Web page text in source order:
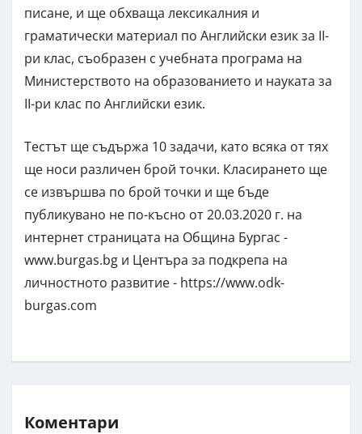
писане, и ще обхваща лексикалния и
граматически материал по Английски език за II-
ри клас, съобразен с учебната програма на
Министерството на образованието и науката за
II-ри клас по Английски език.
Тестът ще съдържа 10 задачи, като всяка от тях
ще носи различен брой точки. Класирането ще
се извършва по брой точки и ще бъде
публикувано не по-късно от 20.03.2020 г. на
интернет страницата на Община Бургас -
www.burgas.bg и Центъра за подкрепа на
личностното развитие - https://www.odk-
burgas.com
Коментари